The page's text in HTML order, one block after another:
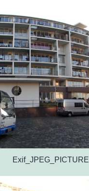
Exif_JPEG_PICTURE